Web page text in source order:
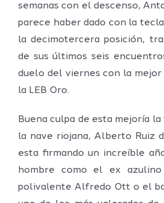
semanas con el descenso,
parece haber dado con la
la decimotercera posición,
de sus últimos seis
duelo del viernes con la mejor
la LEB Oro.
Buena culpa de esta mejoría
la nave riojana, Alberto Ruiz
esta firmando un increíble
hombre como el ex
polivalente Alfredo Ott o el